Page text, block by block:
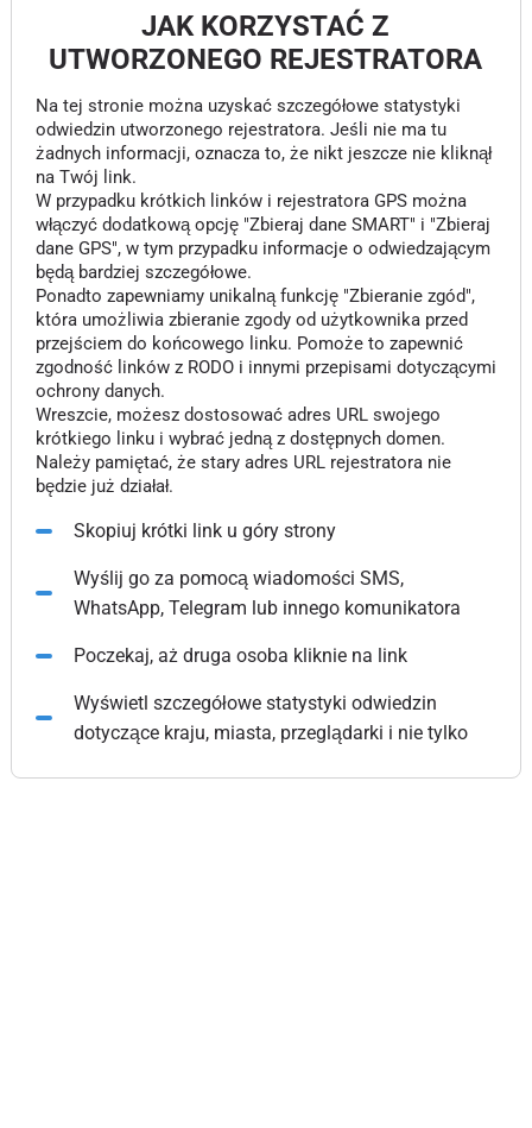
JAK KORZYSTAĆ Z
UTWORZONEGO REJESTRATORA
Na tej stronie można uzyskać szczegółowe statystyki
odwiedzin utworzonego rejestratora. Jeśli nie ma tu
żadnych informacji, oznacza to, że nikt jeszcze nie kliknął
na Twój link.
W przypadku krótkich linków i rejestratora GPS można
włączyć dodatkową opcję "Zbieraj dane SMART" i "Zbieraj
dane GPS", w tym przypadku informacje o odwiedzającym
będą bardziej szczegółowe.
Ponadto zapewniamy unikalną funkcję "Zbieranie zgód",
która umożliwia zbieranie zgody od użytkownika przed
przejściem do końcowego linku. Pomoże to zapewnić
zgodność linków z RODO i innymi przepisami dotyczącymi
ochrony danych.
Wreszcie, możesz dostosować adres URL swojego
krótkiego linku i wybrać jedną z dostępnych domen.
Należy pamiętać, że stary adres URL rejestratora nie
będzie już działał.
Skopiuj krótki link u góry strony
Wyślij go za pomocą wiadomości SMS,
WhatsApp, Telegram lub innego komunikatora
Poczekaj, aż druga osoba kliknie na link
Wyświetl szczegółowe statystyki odwiedzin
dotyczące kraju, miasta, przeglądarki i nie tylko